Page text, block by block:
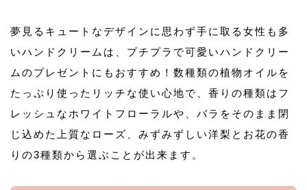
夢見るキュートなデザインに思わず手に取る女性も多
いハンドクリームは、プチプラで可愛いハンドクリー
ムのプレゼントにもおすすめ！数種類の植物オイルを
たっぷり使ったリッチな使い心地で、香りの種類はフ
レッシュなホワイトフローラルや、バラをそのまま閉
じ込めた上質なローズ、みずみずしい洋梨とお花の香
りの3種類から選ぶことが出来ます。